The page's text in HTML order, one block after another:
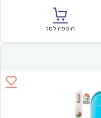
הוספה לסל